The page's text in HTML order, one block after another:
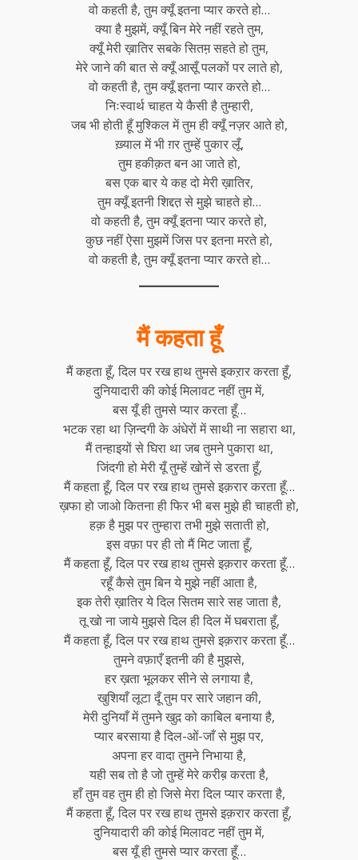
वो कहती है, तुम क्यूँ इतना प्यार करते हो…
क्या है मुझमें, क्यूँ बिन मेरे नहीं रहते तुम,
क्यूँ मेरी ख़ातिर सबके सितम़ सहते हो तुम,
मेरे जाने की बात से क्यूँ आसूँ पलकों पर लाते हो,
वो कहती है, तुम क्यूँ इतना प्यार करते हो…
निःस्वार्थ चाहत ये कैसी है तुम्हारी,
जब भी होती हूँ मुश्किल में तुम ही क्यूँ नज़र आते हो,
ख़्याल में भी ग़र तुम्हें पुकार लूँ,
तुम हकीक़त बन आ जाते हो,
बस एक बार ये कह दो मेरी ख़ातिर,
तुम क्यूँ इतनी शिद्दत़ से मुझे चाहते हो…
वो कहती है, तुम क्यूँ इतना प्यार करते हो,
कुछ नहीं ऐसा मुझमें जिस पर इतना मरते हो,
वो कहती है, तुम क्यूँ इतना प्यार करते हो…
मैं कहता हूँ
मैं कहता हूँ, दिल पर रख हाथ तुमसे इकऱार करता हूँ,
दुनियादारी की कोई मिलावट नहीं तुम में,
बस यूँ ही तुमसे प्यार करता हूँ…
भटक रहा था ज़िन्दगी के अंधेरों में साथी ना सहारा था,
मैं तन्हाइयों से घिरा था जब तुमने पुकारा था,
जिंदगी हो मेरी यूँ तुम्हें खोनें से डरता हूँ,
मैं कहता हूँ, दिल पर रख हाथ तुमसे इक़रार करता हूँ…
ख़फा हो जाओ कितना ही फिर भी बस मुझे ही चाहती हो,
हक़ है मुझ पर तुम्हारा तभी मुझे सताती हो,
इस वफ़ा पर ही तो मैं मिट जाता हूँ,
मैं कहता हूँ, दिल पर रख हाथ तुमसे इक़रार करता हूँ…
रहूँ कैसे तुम बिन ये मुझे नहीं आता है,
इक तेरी ख़ातिर ये दिल सितम सारे सह जाता है,
तू खो ना जाये मुझसे दिल ही दिल में घबराता हूँ,
मैं कहता हूँ, दिल पर रख हाथ तुमसे इक़रार करता हूँ…
तुमने वफ़ाएँ इतनी की है मुझसे,
हर ख़ता भूलकर सीने से लगाया है,
खुशियाँ लूटा दूँ तुम पर सारे जहान की,
मेरी दुनियाँ में तुमने खुद़ को काबिल बनाया है,
प्यार बरसाया है दिल-ओं-जाँ से मुझ पर,
अपना हर वादा तुमने निभाया है,
यही सब तो है जो तुम्हें मेरे करीब़ करता है,
हाँ तुम वह तुम ही हो जिसे मेरा दिल प्यार करता है,
मैं कहता हूँ, दिल पर रख हाथ तुमसे इक़रार करता हूँ,
दुनियादारी की कोई मिलावट नहीं तुम में,
बस यूँ ही तुमसे प्यार करता हूँ…